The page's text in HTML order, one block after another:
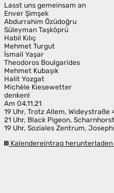
Lasst uns gemeinsam an
Enver Şimşek
Abdurrahim Özüdoğru
Süleyman Taşköprü
Habil Kılıç
Mehmet Turgut
İsmail Yaşar
Theodoros Boulgarides
Mehmet Kubaşık
Halit Yozgat
Michèle Kiesewetter
denken!
Am 04.11.21
19 Uhr, Trotz Allem, Wideystraße
21 Uhr, Black Pigeon,
19 Uhr, Soziales Zentrum,
Kalendereintrag herunterladen